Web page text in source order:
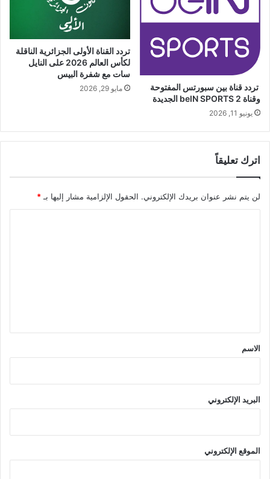
تردد قناة بين سبورتس المفتوحة
وقناة beIN SPORTS 2 الجديدة
يونيو 11, 2026
تردد القناة الأولى الجزائرية الناقلة
لكأس العالم 2026 على النايل
سات مع شفرة البيس
مايو 29, 2026
اترك تعليقاً
لن يتم نشر عنوان بريدك الإلكتروني. الحقول الإلزامية مشار إليها بـ*
*
الاسم
البريد الإلكتروني
الموقع الإلكتروني